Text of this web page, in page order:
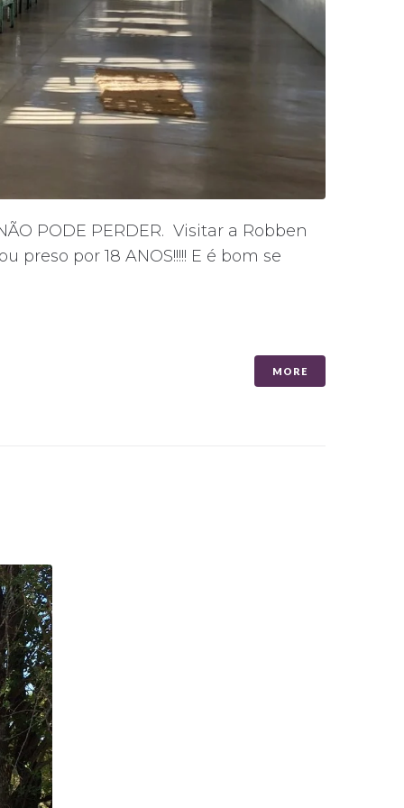
PODE PERDER. Visitar a Robben
por 18 ANOS!!!!! E é bom se
MORE